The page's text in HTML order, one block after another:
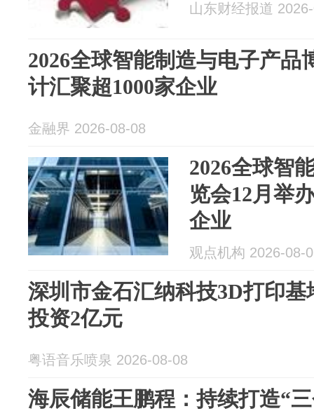
山东财经报道
2026全球智能制造与电子产品
计汇聚超1000家企业
金融界 2026-08-08
2026全球智
览会12月举
企业
观点机构 2026-08-
深圳市金石汇纳科技3D打印
投资2亿元
粤语音乐喷泉 2026-08-08
海辰储能王鹏程：持续打造“